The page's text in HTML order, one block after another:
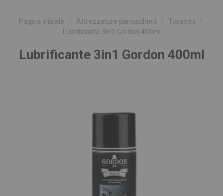
Pagina iniziale Attrezzature parrucchieri
Tosatrici
Lubrificante 3in1 Gordon 400ml
Lubrificante 3in1 Gordon 400ml